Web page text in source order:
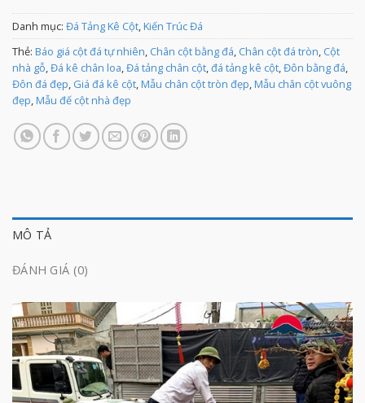
Danh mục: Đá Tảng Kê Cột,Kiến Trúc Đá
Thẻ: Báo giá cột đá tự nhiên, Chân cột bằng đá, Chân cột đá tròn, Cột
nhà gỗ,Đá kê chân loa,Đá tảng chân cột,đá tảng kê cột,Đôn bằng đá,
Đôn đá đẹp, Giá đá kê cột,Mẫu chân cột tròn đẹp,Mẫu chân cột vuông
đẹp,Mẫu đế cột nhà đẹp
MÔ TẢ
ĐÁNH GIÁ (0)